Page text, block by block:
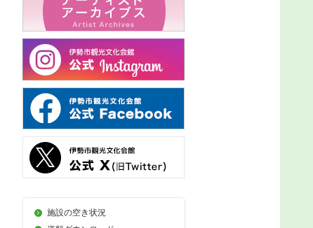
施設の空き状況